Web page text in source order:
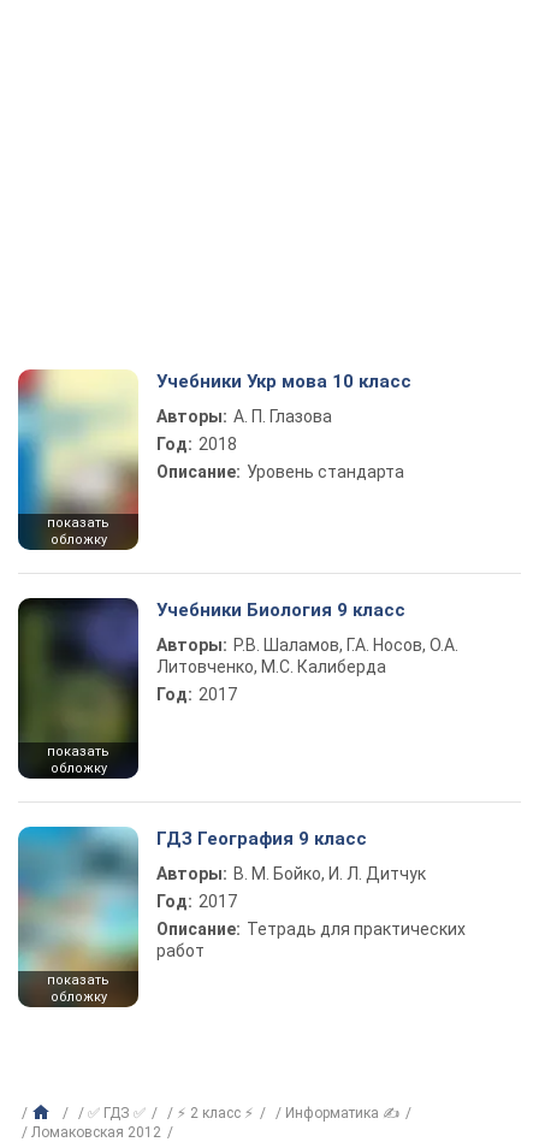
показать
обложку
Учебники Укр мова 10 класс
Авторы: А. П. Глазова
Год: 2018
Описание: Уровень стандарта
показать
обложку
Учебники Биология 9 класс
Авторы: Р.В. Шаламов, Г.А. Носов, О.А.
Литовченко, М.С. Калиберда
Год: 2017
показать
обложку
ГДЗ География 9 класс
Авторы: В. М. Бойко, И. Л. Дитчук
Год: 2017
Описание: Тетрадь для практических
работ
✅ ГДЗ ✅ ⚡ 2 класс ⚡
Информатика ✍
Ломаковская 2012